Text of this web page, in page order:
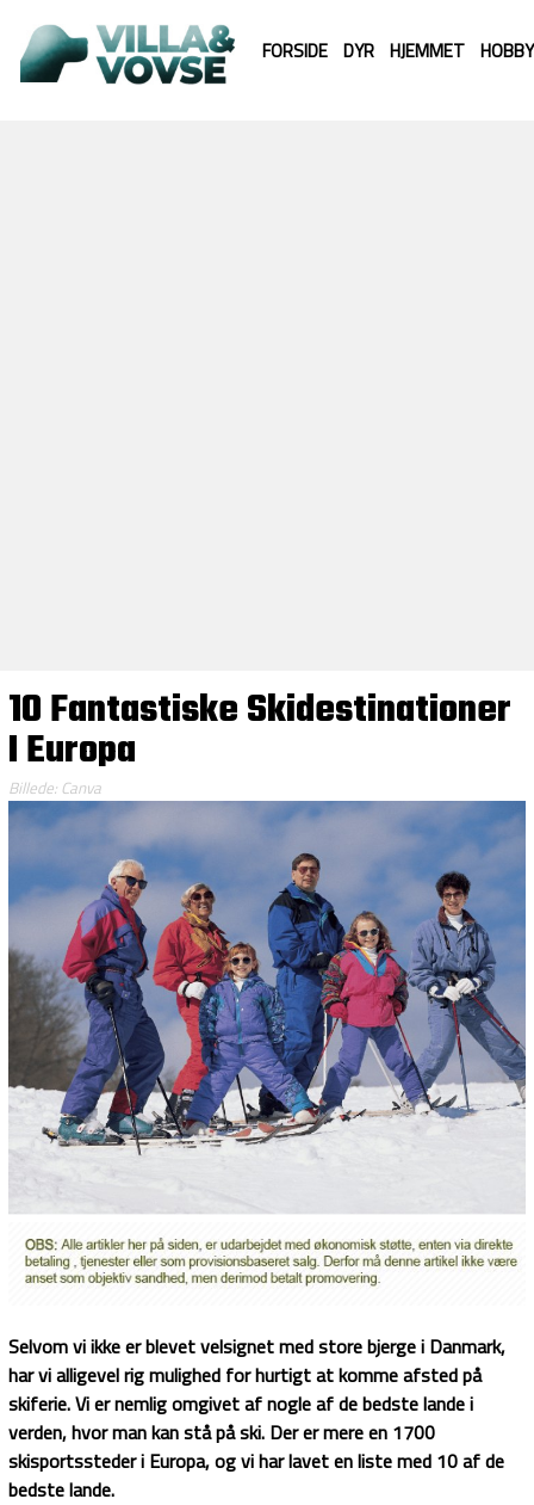
FORSIDE DYR HJEMMET HOBBY
10 Fantastiske Skidestinationer
I Europa
Billede: Canva
Selvom vi ikke er blevet velsignet med store bjerge i Danmark,
har vi alligevel rig mulighed for hurtigt at komme afsted på
skiferie. Vi er nemlig omgivet af nogle af de bedste lande i
verden, hvor man kan stå på ski. Der er mere en 1700
skisportssteder i Europa, og vi har lavet en liste med 10 af de
bedste lande.